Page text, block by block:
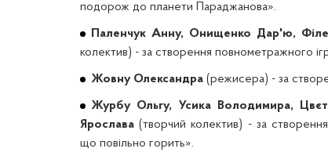
подорож до планети Параджанова».
Паленчук Анну, Онищенко Дар'ю,
колектив) - за створення повнометражного
Жовну Олександра (режисера) - за
Журбу Ольгу, Усика Володимира,
Ярослава (творчий колектив) - за
що повільно горить».